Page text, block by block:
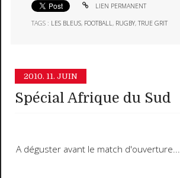
LIEN PERMANENT
TAGS : LES BLEUS, FOOTBALL, RUGBY,TRUE GRIT
2010. 11. JUIN
Spécial Afrique du Sud
A déguster avant le match d'ouverture...